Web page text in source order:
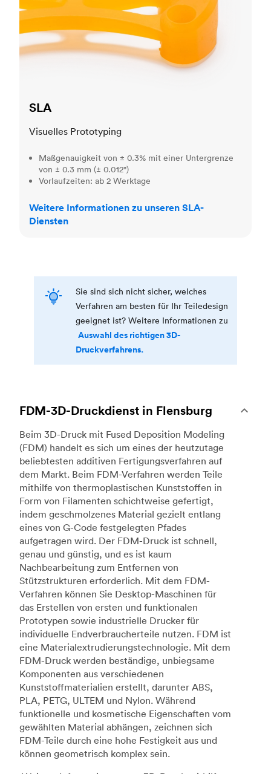
SLA
Visuelles Prototyping
Maßgenauigkeit von ± 0.3% mit einer Untergrenze
von ± 0.3 mm (± 0.012")
Vorlaufzeiten: ab 2 Werktage
Weitere Informationen zu unseren SLA-
Diensten
Sie sind sich nicht sicher, welches
Verfahren am besten für Ihr Teiledesign
geeignet ist? Weitere Informationen zu
Auswahl des richtigen 3D-
Druckverfahrens.
FDM-3D-Druckdienst in Flensburg
Beim 3D-Druck mit Fused Deposition Modeling
(FDM) handelt es sich um eines der heutzutage
beliebtesten additiven Fertigungsverfahren auf
dem Markt. Beim FDM-Verfahren werden Teile
mithilfe von thermoplastischen Kunststoffen in
Form von Filamenten schichtweise gefertigt,
indem geschmolzenes Material gezielt entlang
eines von G-Code festgelegten Pfades
aufgetragen wird. Der FDM-Druck ist schnell,
genau und günstig, und es ist kaum
Nachbearbeitung zum Entfernen von
Stützstrukturen erforderlich. Mit dem FDM-
Verfahren können Sie Desktop-Maschinen für
das Erstellen von ersten und funktionalen
Prototypen sowie industrielle Drucker für
individuelle Endverbraucherteile nutzen. FDM ist
eine Materialextrudierungstechnologie. Mit dem
FDM-Druck werden beständige, unbiegsame
Komponenten aus verschiedenen
Kunststoffmaterialien erstellt, darunter ABS,
PLA, PETG, ULTEM und Nylon. Während
funktionelle und kosmetische Eigenschaften vom
gewählten Material abhängen, zeichnen sich
FDM-Teile durch eine hohe Festigkeit aus und
können geometrisch komplex sein.